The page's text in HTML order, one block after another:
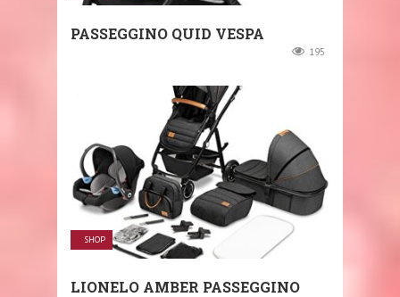
PASSEGGINO QUID VESPA
195
SHOP
LIONELO AMBER PASSEGGINO